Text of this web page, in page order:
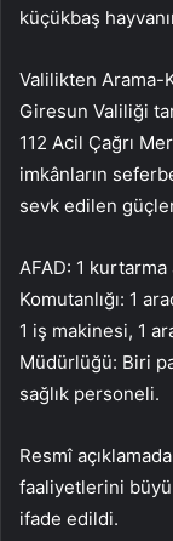
küçükbaş
Valilikten Arama-
Giresun Valiliği
112 Acil Çağrı
imkânların
sevk edilen
AFAD: 1
Komutanlığı: 1
1 iş makinesi, 1
Müdürlüğü: Biri
sağlık personeli.
Resmî
faaliyetlerini
ifade edildi.